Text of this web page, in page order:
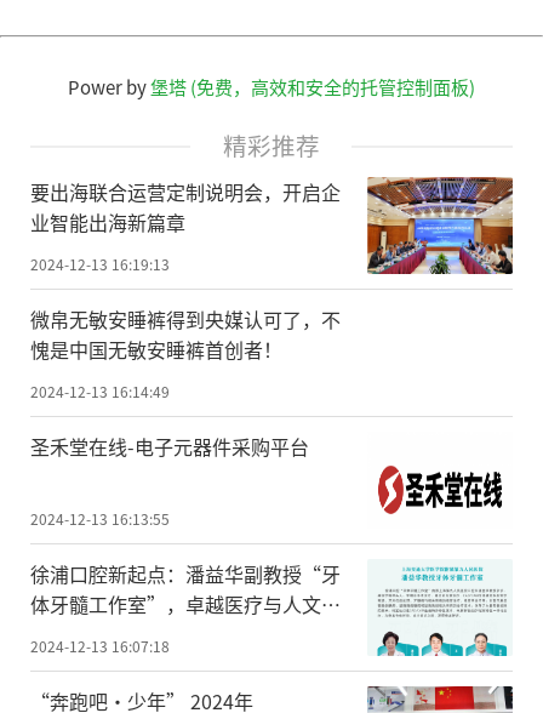
Power by堡塔 (免费，高效和安全的托管控制面板)
精彩推荐
要出海联合运营定制说明会，开启企
业智能出海新篇章
2024-12-13 16:19:13
微帛无敏安睡裤得到央媒认可了，不
愧是中国无敏安睡裤首创者！
2024-12-13 16:14:49
圣禾堂在线-电子元器件采购平台
2024-12-13 16:13:55
徐浦口腔新起点：潘益华副教授“牙
体牙髓工作室”，卓越医疗与人文关
怀同行
2024-12-13 16:07:18
“奔跑吧·少年” 2024年